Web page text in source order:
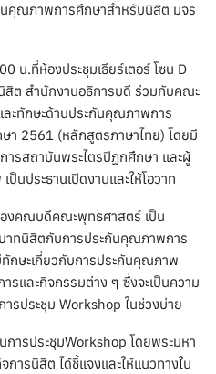
นคุณภาพการศึกษาสำหรับนิสิต มจร
น.ที่ห้องประชุมเธียร์เตอร์ โซน D
สิต สำนักงานอธิการบดี ร่วมกับคณะ
ะทักษะด้านประกันคุณภาพการ
า 2561 (หลักสูตรภาษาไทย) โดยมี
รสถาบันพระไตรปิฏกศึกษา และผู้
นประธานเปิดงานและให้โอวาท
งคณบดีคณะพุทธศาสตร์ เป็น
าทนิสิตกับการประกันคุณภาพการ
ทักษะเกี่ยวกับการประกันคุณภาพ
รและกิจกรรมต่าง ๆ ซึ่งจะเป็นความ
รประชุม Workshop ในช่วงบ่าย
การประชุมWorkshop โดยพระมหา
การนิสิต ได้ชี้แจงและให้แนวทางใน